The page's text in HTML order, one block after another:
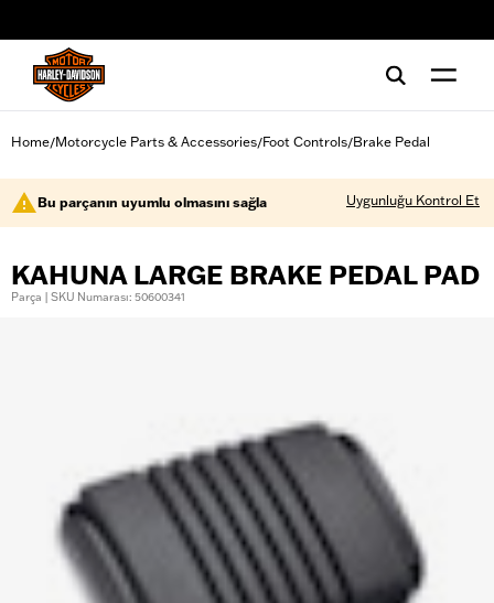
Home/Motorcycle Parts & Accessories/Foot Controls/Brake Pedal
Bu parçanın uyumlu olmasını sağla Uygunluğu Kontrol Et
KAHUNA LARGE BRAKE PEDAL PAD
Parça | SKU Numarası: 50600341